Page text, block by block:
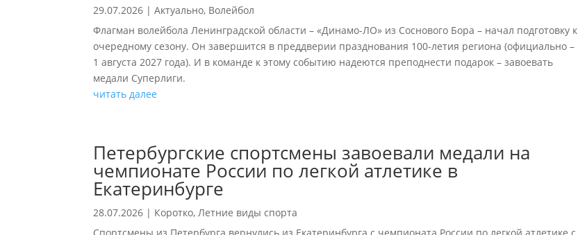
29.07.2026 |Актуально, Волейбол
Флагман волейбола Ленинградской области – «Динамо-ЛО» из Соснового Бора – начал подготовку к
очередному сезону. Он завершится в преддверии празднования 100-летия региона (официально –
1 августа 2027 года). И в команде к этому событию надеются преподнести подарок – завоевать
медали Суперлиги.
читать далее
Петербургские спортсмены завоевали медали на
чемпионате России по легкой атлетике в
Екатеринбурге
28.07.2026 | Коротко,Летние виды спорта